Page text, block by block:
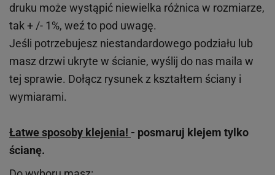
druku może wystąpić niewielka różnica w rozmiarze,
tak + /- 1%, weź to pod uwagę.
Jeśli potrzebujesz niestandardowego podziału lub
masz drzwi ukryte w ścianie, wyślij do nas maila w
tej sprawie. Dołącz rysunek z kształtem ściany i
wymiarami.
Łatwe sposoby klejenia! - posmaruj klejem tylko
ścianę.